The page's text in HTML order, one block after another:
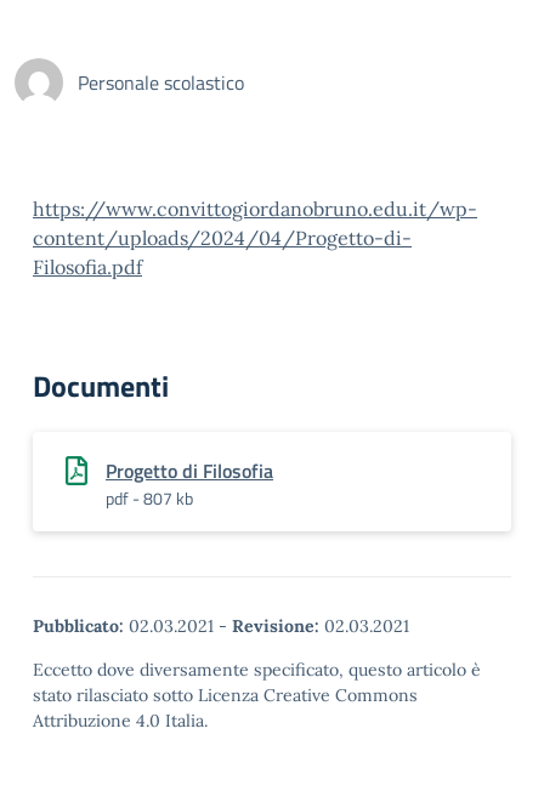
Personale scolastico
https://www.convittogiordanobruno.edu.it/wp-
content/uploads/2024/04/Progetto-di-
Filosofia.pdf
Documenti
Progetto di Filosofia
pdf - 807 kb
Pubblicato: 02.03.2021 - Revisione: 02.03.2021
Eccetto dove diversamente specificato, questo articolo è
stato rilasciato sotto Licenza Creative Commons
Attribuzione 4.0 Italia.